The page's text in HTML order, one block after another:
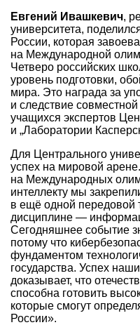
Евгений Ивашкевич,
университета,
России, которая
на Международной
Четверо российских
уровень подготовки,
мира. Это награда за
и следствие
учащихся экспертов
и „Лаборатории
Для Центрального
успех на мировой
на Международных
интеллекту мы
в ещё одной передовой
дисциплине —
Сегодняшнее событие
потому что
фундаментом
государства. Успех
доказывает, что
способна готовить
которые смогут
России».